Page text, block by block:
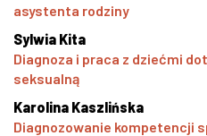
asystenta rodziny
Sylwia Kita
Diagnoza i praca z dziećmi
seksualną
Karolina Kaszlińska
Diagnozowanie kompetencji